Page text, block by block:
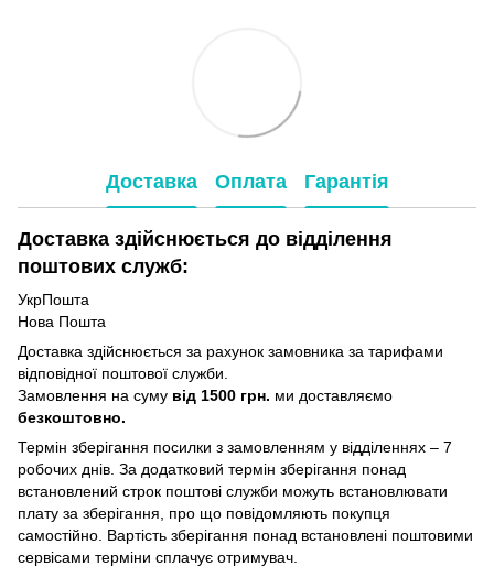
Доставка Оплата Гарантія
Доставка здійснюється до відділення
поштових служб:
УкрПошта
Нова Пошта
Доставка здійснюється за рахунок замовника за тарифами
відповідної поштової служби.
Замовлення на суму від 1500 грн. ми доставляємо
безкоштовно.
Термін зберігання посилки з замовленням у відділеннях – 7
робочих днів. За додатковий термін зберігання понад
встановлений строк поштові служби можуть встановлювати
плату за зберігання, про що повідомляють покупця
самостійно. Вартість зберігання понад вcтановлені поштовими
сервісами терміни сплачує отримувач.